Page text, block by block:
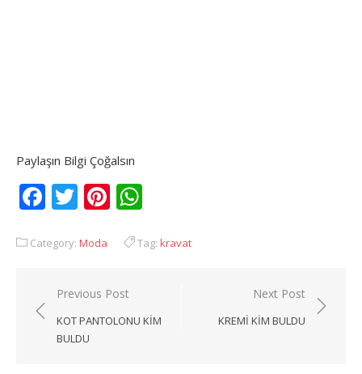
Paylaşın Bilgi Çoğalsın
Facebook
TwitterPinterest
Category: Moda Tag: kravat
Yazı
gezinmesi
Previous Post
KOT PANTOLONU KIM
BULDU
Next Post
KREMI KIM BULDU